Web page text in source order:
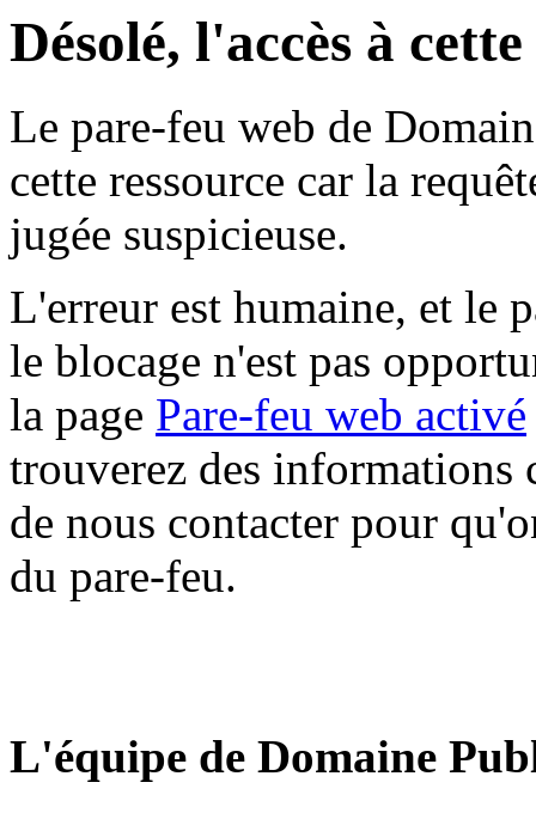
Désolé, l'accès à
Le pare-feu web de
cette ressource car la
jugée suspicieuse.
L'erreur est humaine, et le
le blocage n'est pas
la page Pare-feu web activé
trouverez des informations
de nous contacter pour
du pare-feu.
L'équipe de Domaine